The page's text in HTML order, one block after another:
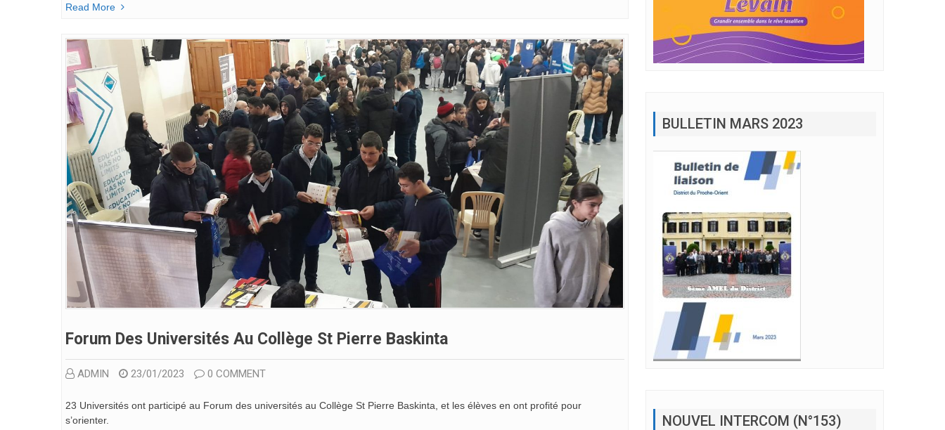
Read More
Forum Des Universités Au Collège St Pierre Baskinta
ADMIN 23/01/2023 0 COMMENT
23 Universités ont participé au Forum des universités au Collège St Pierre Baskinta, et les élèves en ont profité pour
s’orienter.